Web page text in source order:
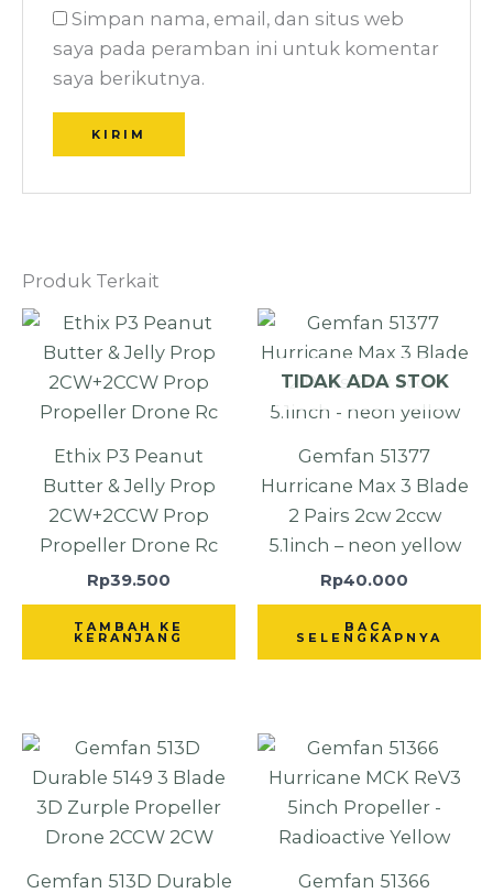
Simpan nama, email, dan situs web
saya pada peramban ini untuk komentar
saya berikutnya.
Produk Terkait
Ethix P3 Peanut
Butter & Jelly Prop
2CW+2CCW Prop
Propeller Drone Rc
Rp39.500
TAMBAH KE
KERANJANG
TIDAK ADA STOK
Gemfan 51377
Hurricane Max 3 Blade
2 Pairs 2cw 2ccw
5.1inch – neon yellow
Rp40.000
BACA
SELENGKAPNYA
Gemfan 513D Durable
Gemfan 51366